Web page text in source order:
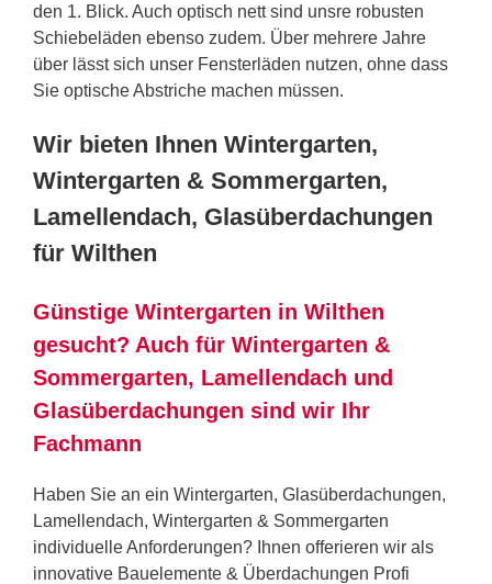
den 1. Blick. Auch optisch nett sind unsre robusten
Schiebeläden ebenso zudem. Über mehrere Jahre
über lässt sich unser Fensterläden nutzen, ohne dass
Sie optische Abstriche machen müssen.
Wir bieten Ihnen Wintergarten,
Wintergarten & Sommergarten,
Lamellendach, Glasüberdachungen
für Wilthen
Günstige Wintergarten in Wilthen
gesucht? Auch für Wintergarten &
Sommergarten, Lamellendach und
Glasüberdachungen sind wir Ihr
Fachmann
Haben Sie an ein Wintergarten, Glasüberdachungen,
Lamellendach, Wintergarten & Sommergarten
individuelle Anforderungen? Ihnen offerieren wir als
innovative Bauelemente & Überdachungen Profi